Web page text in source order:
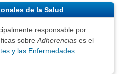
de la Salud
responsable por
sobre Adherencias es el
y las Enfermedades